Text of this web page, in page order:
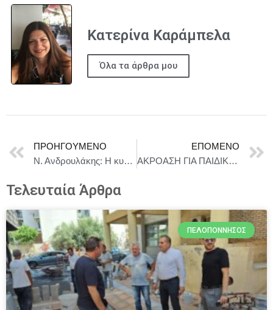
Κατερίνα Καράμπελα
Όλα τα άρθρα μου
ΠΡΟΗΓΟΎΜΕΝΟ
Ν. Ανδρουλάκης: Η κυβέρνηση Μητσοτάκη διέβη τον Ρουβίκωνα της θεσμικής αυθαιρεσίας
ΕΠΌΜΕΝΟ
ΑΚΡΟΑΣΗ ΓΙΑ ΠΑΙΔΙΚΗ ΘΕΑΤΡΙΚΗ ΠΑΡΑΣΤΑΣΗ
Τελευταία Άρθρα
ΠΕΛΟΠΌΝΝΗΣΟΣ